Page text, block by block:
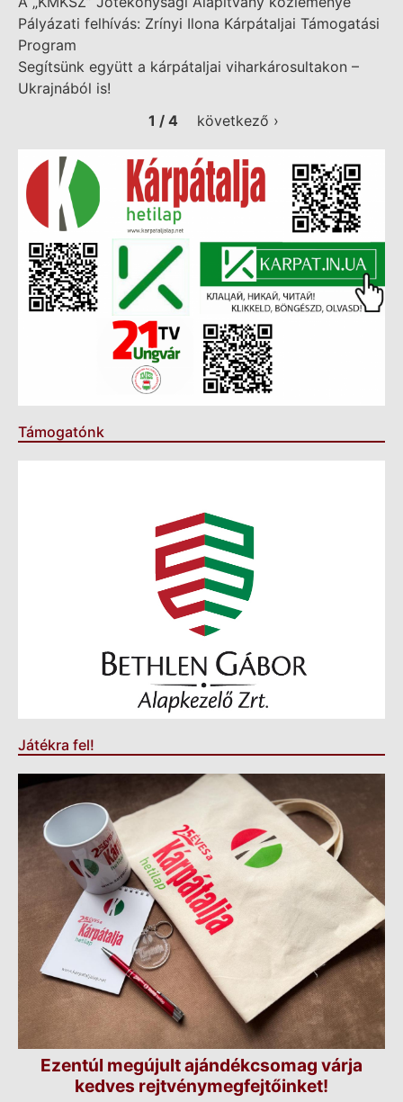
Pályázati felhívás: Zrínyi Ilona Kárpátaljai Támogatási
Program
Segítsünk együtt a kárpátaljai viharkárosultakon –
Ukrajnából is!
1 / 4
következő ›
Támogatónk
Játékra fel!
Ezentúl megújult ajándékcsomag várja
kedves rejtvénymegfejtőinket!